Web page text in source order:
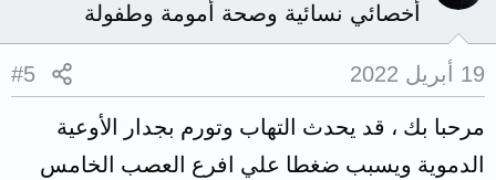
أخصائي نسائية وصحة أمومة وطفولة
19 أبريل 2022 #5
مرحبا بك ، قد يحدث التهاب وتورم بجدار الأوعية
الدموية ويسبب ضغطا علي افرع العصب الخامس